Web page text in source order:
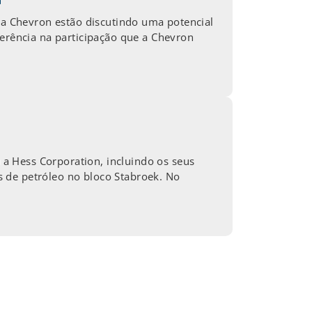
Chevron estão discutindo uma potencial
na participação que a Chevron
Hess Corporation, incluindo os seus
de petróleo no bloco Stabroek. No